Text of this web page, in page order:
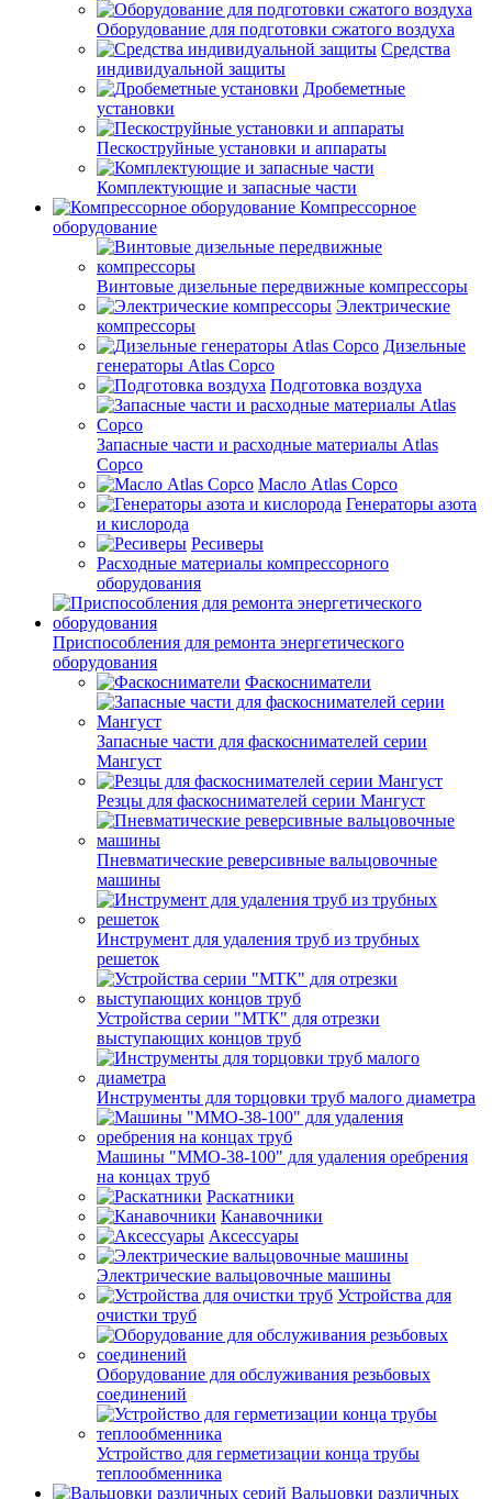
Оборудование для подготовки сжатого воздуха
Средства
индивидуальной защиты
Дробеметные
установки
Пескоструйные установки и аппараты
Комплектующие и запасные части
Компрессорное
оборудование
Винтовые дизельные передвижные компрессоры
Электрические
компрессоры
Дизельные
генераторы Atlas Copco
Подготовка воздуха
Запасные части и расходные материалы Atlas
Copco
Масло Atlas Copco
Генераторы азота
и кислорода
Ресиверы
Расходные материалы компрессорного
оборудования
Приспособления для ремонта энергетического
оборудования
Фаскосниматели
Запасные части для фаскоснимателей серии
Мангуст
Резцы для фаскоснимателей серии Мангуст
Пневматические реверсивные вальцовочные
машины
Инструмент для удаления труб из трубных
решеток
Устройства серии "МТК" для отрезки
выступающих концов труб
Инструменты для торцовки труб малого диаметра
Машины "ММО-38-100" для удаления оребрения
на концах труб
Раскатники
Канавочники
Аксессуары
Электрические вальцовочные машины
Устройства для
очистки труб
Оборудование для обслуживания резьбовых
соединений
Устройство для герметизации конца трубы
теплообменника
Вальцовки различных